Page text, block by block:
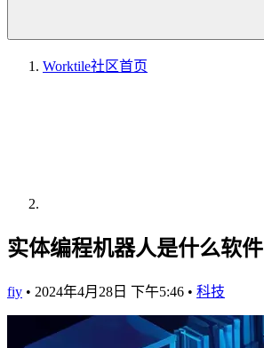
Worktile社区首页
实体编程机器人是什么软件
fiy • 2024年4月28日 下午5:46 • 科技